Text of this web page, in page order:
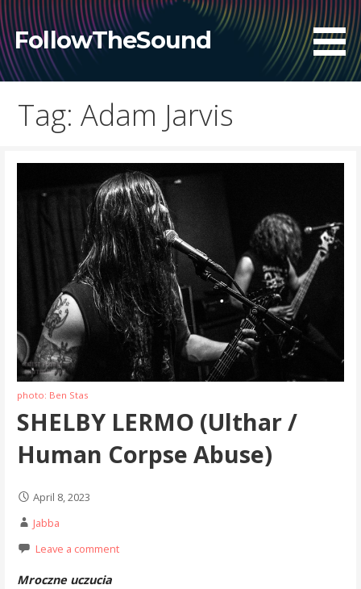
Skip
to
content
FollowTheSound
Tag: Adam Jarvis
photo: Ben Stas
SHELBY LERMO (Ulthar /
Human Corpse Abuse)
April 8, 2023
Jabba
Leave a comment
Mroczne uczucia